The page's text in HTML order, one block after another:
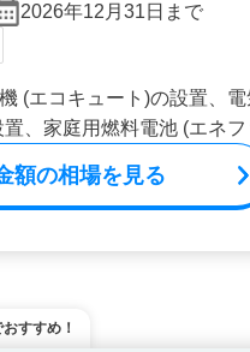
2026年12月31日まで
(エコキュート)の設置、
、家庭用燃料電池 (エネ
額の相場を見る
すすめ！